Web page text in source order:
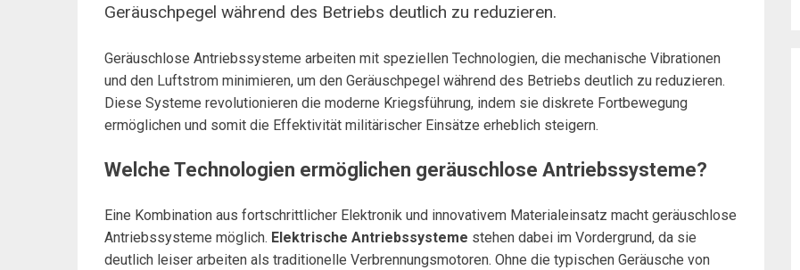
Geräuschpegel während des Betriebs deutlich zu reduzieren.
Geräuschlose Antriebssysteme arbeiten mit speziellen Technologien, die mechanische Vibrationen
und den Luftstrom minimieren, um den Geräuschpegel während des Betriebs deutlich zu reduzieren.
Diese Systeme revolutionieren die moderne Kriegsführung, indem sie diskrete Fortbewegung
ermöglichen und somit die Effektivität militärischer Einsätze erheblich steigern.
Welche Technologien ermöglichen geräuschlose Antriebssysteme?
Eine Kombination aus fortschrittlicher Elektronik und innovativem Materialeinsatz macht geräuschlose
Antriebssysteme möglich. Elektrische Antriebssysteme stehen dabei im Vordergrund, da sie
deutlich leiser arbeiten als traditionelle Verbrennungsmotoren. Ohne die typischen Geräusche von